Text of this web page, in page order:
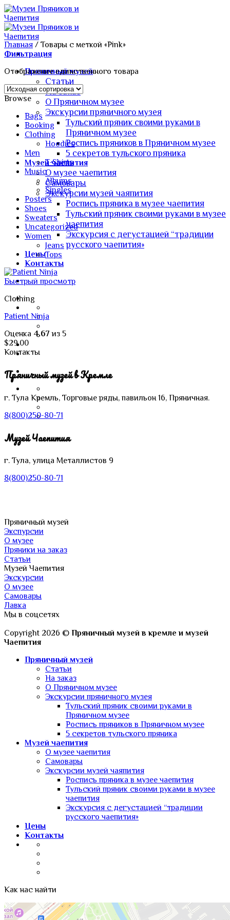
Skip
to
content
Пряничный музей
Статьи
На заказ
О Пряничном музее
Экскурсии пряничного музея
Тульский пряник своими руками в
Пряничном музее
Роспись пряников в Пряничном музее
5 секретов тульского пряника
Музей чаепития
О музее чаепития
Самовары
Экскурсии музей чаяпития
Роспись пряника в музее чаепития
Тульский пряник своими руками в музее
чаепития
Экскурсия с дегустацией “традиции
русского чаепития»
Цены
Контакты
Главная / Товары с меткой «Pink»
Фильтрация
Отображение единственного товара
Browse
Bags
Booking
Clothing
Hoodies
Men
T-Shirts
Music
Albums
Singles
Posters
Shoes
Sweaters
Uncategorized
Women
Jeans
Tops
Быстрый просмотр
Clothing
Patient Ninja
Оценка 4.67 из 5
$29.00
Контакты
Пряничный музей в Кремле
г. Тула Кремль, Торговые ряды, павильон 16, Пряничная.
8(800)250-80-71
Музей Чаепития
г. Тула, улица Металлистов 9
8(800)250-80-71
Пряничный музей
Экспурсии
О музее
Пряники на заказ
Статьи
Музей Чаепития
Экскурсии
О музее
Самовары
Лавка
Мы в соцсетях
Copyright 2026 © Пряничный музей в кремле и музей
Чаепития
Пряничный музей
Статьи
На заказ
О Пряничном музее
Экскурсии пряничного музея
Тульский пряник своими руками в
Пряничном музее
Роспись пряников в Пряничном музее
5 секретов тульского пряника
Музей чаепития
О музее чаепития
Самовары
Экскурсии музей чаяпития
Роспись пряника в музее чаепития
Тульский пряник своими руками в музее
чаепития
Экскурсия с дегустацией “традиции
русского чаепития»
Цены
Контакты
Как нас найти